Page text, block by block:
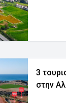
3
στην